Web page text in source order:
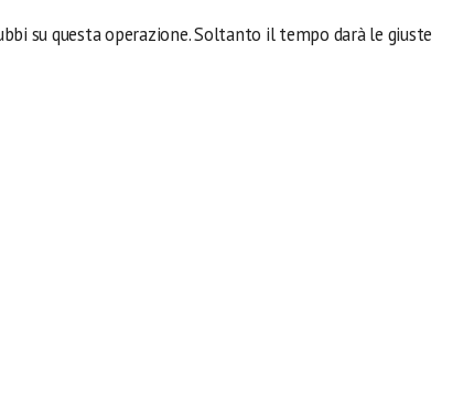
su questa operazione. Soltanto il tempo darà le giuste